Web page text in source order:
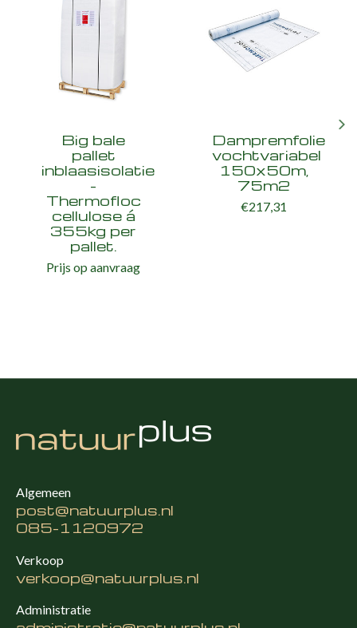
Big bale
pallet
inblaasisolatie
-
Thermofloc
cellulose á
355kg per
pallet.
Prijs op aanvraag
Dampremfolie
vochtvariabel
150x50m,
75m2
€217,31
Algemeen
post@natuurplus.nl
085-1120972
Verkoop
verkoop@natuurplus.nl
Administratie